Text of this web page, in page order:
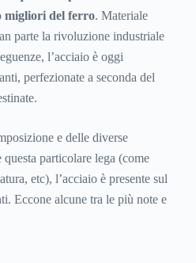
migliori del ferro. Materiale
parte la rivoluzione industriale
l’acciaio è oggi
perfezionate a seconda del
e delle diverse
particolare lega (come
etc), l’acciaio è presente sul
Eccone alcune tra le più note e